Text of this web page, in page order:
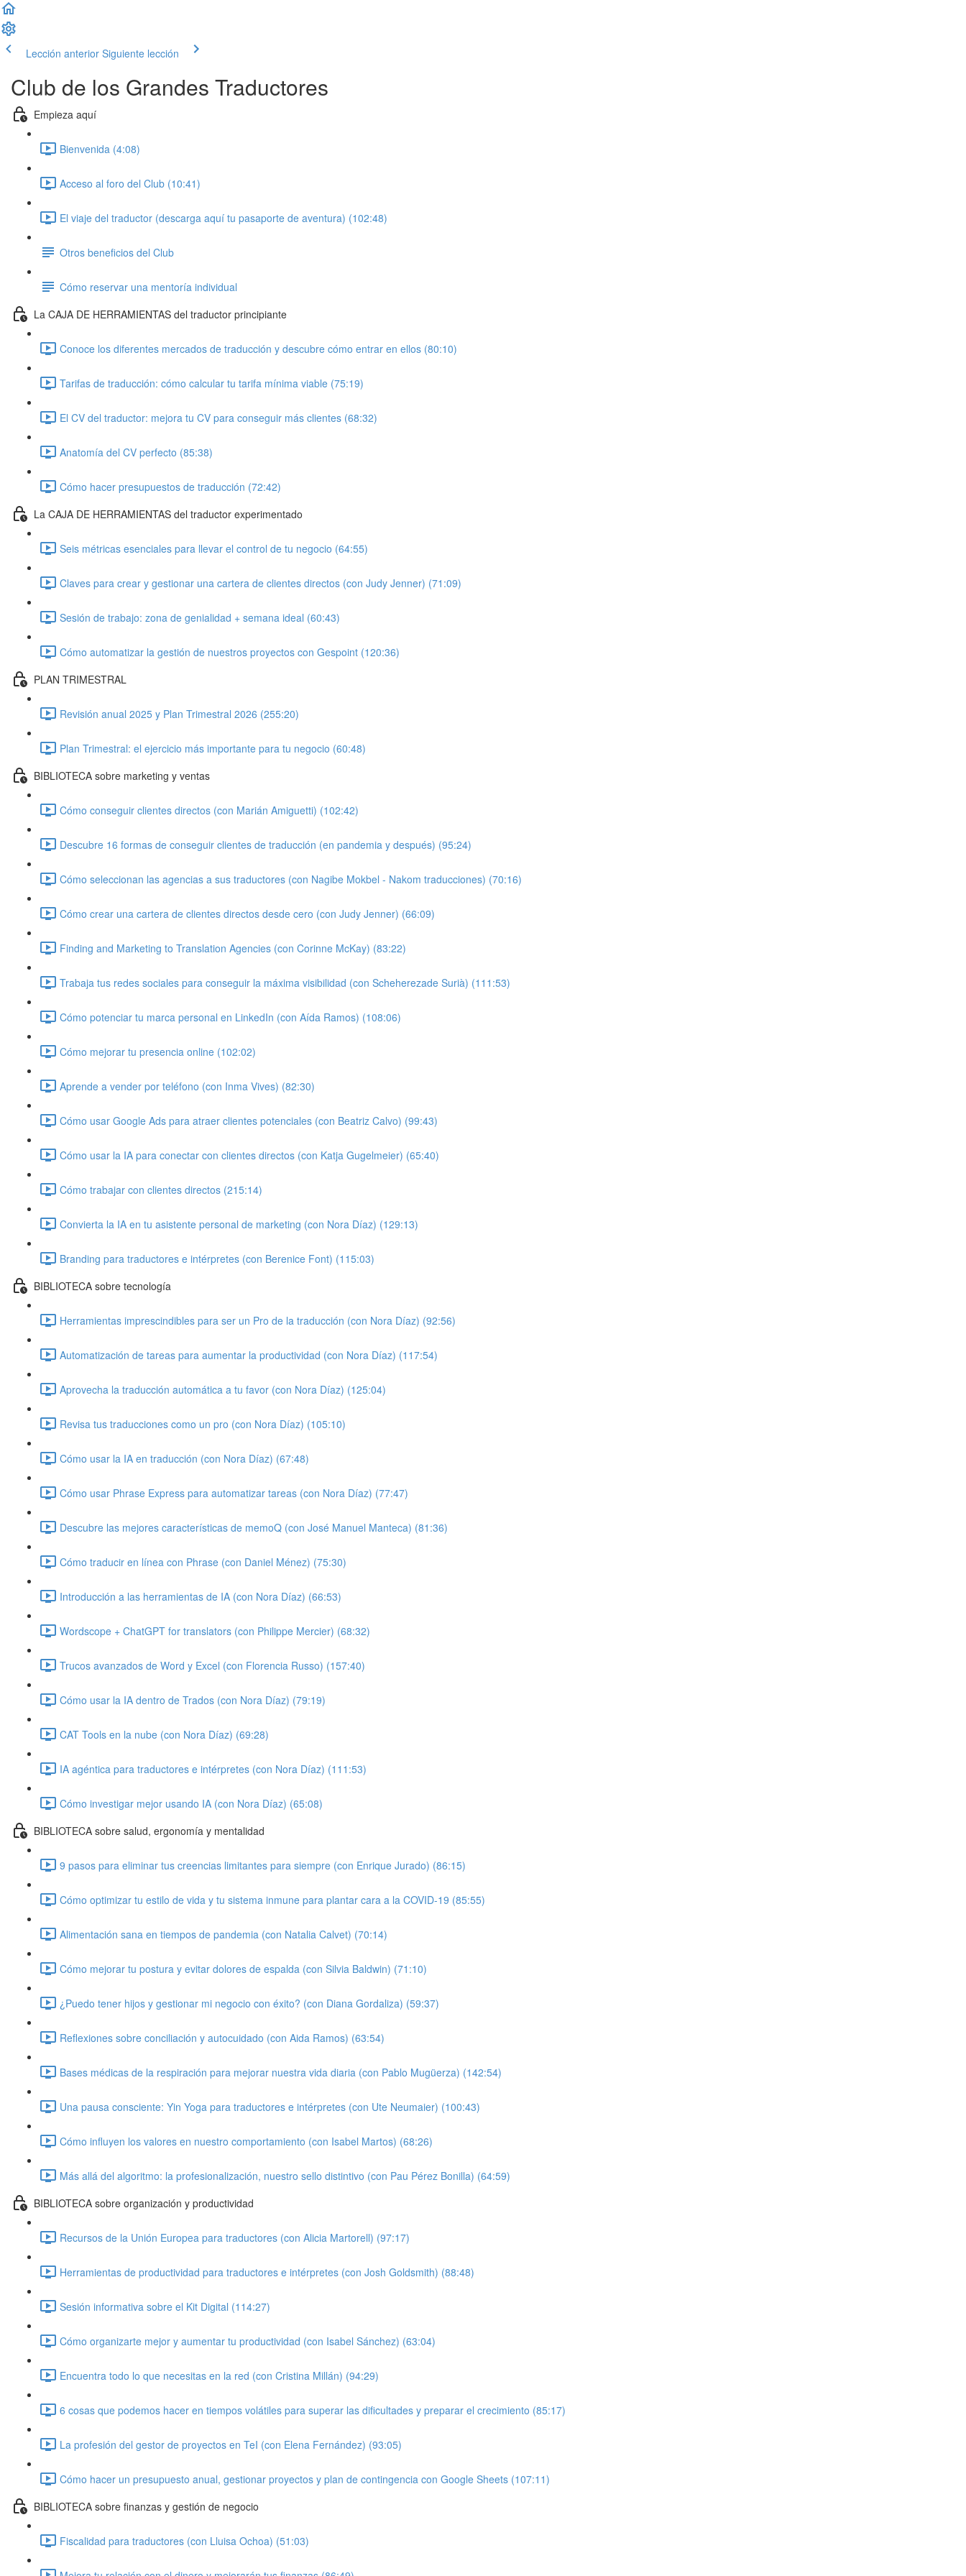
Lección anterior Siguiente lección
Club de los Grandes Traductores
Empieza aquí
Bienvenida (4:08)
Acceso al foro del Club (10:41)
El viaje del traductor (descarga aquí tu pasaporte de aventura) (102:48)
Otros beneficios del Club
Cómo reservar una mentoría individual
La CAJA DE HERRAMIENTAS del traductor principiante
Conoce los diferentes mercados de traducción y descubre cómo entrar en ellos (80:10)
Tarifas de traducción: cómo calcular tu tarifa mínima viable (75:19)
El CV del traductor: mejora tu CV para conseguir más clientes (68:32)
Anatomía del CV perfecto (85:38)
Cómo hacer presupuestos de traducción (72:42)
La CAJA DE HERRAMIENTAS del traductor experimentado
Seis métricas esenciales para llevar el control de tu negocio (64:55)
Claves para crear y gestionar una cartera de clientes directos (con Judy Jenner) (71:09)
Sesión de trabajo: zona de genialidad + semana ideal (60:43)
Cómo automatizar la gestión de nuestros proyectos con Gespoint (120:36)
PLAN TRIMESTRAL
Revisión anual 2025 y Plan Trimestral 2026 (255:20)
Plan Trimestral: el ejercicio más importante para tu negocio (60:48)
BIBLIOTECA sobre marketing y ventas
Cómo conseguir clientes directos (con Marián Amiguetti) (102:42)
Descubre 16 formas de conseguir clientes de traducción (en pandemia y después) (95:24)
Cómo seleccionan las agencias a sus traductores (con Nagibe Mokbel - Nakom traducciones) (70:16)
Cómo crear una cartera de clientes directos desde cero (con Judy Jenner) (66:09)
Finding and Marketing to Translation Agencies (con Corinne McKay) (83:22)
Trabaja tus redes sociales para conseguir la máxima visibilidad (con Scheherezade Surià) (111:53)
Cómo potenciar tu marca personal en LinkedIn (con Aída Ramos) (108:06)
Cómo mejorar tu presencia online (102:02)
Aprende a vender por teléfono (con Inma Vives) (82:30)
Cómo usar Google Ads para atraer clientes potenciales (con Beatriz Calvo) (99:43)
Cómo usar la IA para conectar con clientes directos (con Katja Gugelmeier) (65:40)
Cómo trabajar con clientes directos (215:14)
Convierta la IA en tu asistente personal de marketing (con Nora Díaz) (129:13)
Branding para traductores e intérpretes (con Berenice Font) (115:03)
BIBLIOTECA sobre tecnología
Herramientas imprescindibles para ser un Pro de la traducción (con Nora Díaz) (92:56)
Automatización de tareas para aumentar la productividad (con Nora Díaz) (117:54)
Aprovecha la traducción automática a tu favor (con Nora Díaz) (125:04)
Revisa tus traducciones como un pro (con Nora Díaz) (105:10)
Cómo usar la IA en traducción (con Nora Díaz) (67:48)
Cómo usar Phrase Express para automatizar tareas (con Nora Díaz) (77:47)
Descubre las mejores características de memoQ (con José Manuel Manteca) (81:36)
Cómo traducir en línea con Phrase (con Daniel Ménez) (75:30)
Introducción a las herramientas de IA (con Nora Díaz) (66:53)
Wordscope + ChatGPT for translators (con Philippe Mercier) (68:32)
Trucos avanzados de Word y Excel (con Florencia Russo) (157:40)
Cómo usar la IA dentro de Trados (con Nora Díaz) (79:19)
CAT Tools en la nube (con Nora Díaz) (69:28)
IA agéntica para traductores e intérpretes (con Nora Díaz) (111:53)
Cómo investigar mejor usando IA (con Nora Díaz) (65:08)
BIBLIOTECA sobre salud, ergonomía y mentalidad
9 pasos para eliminar tus creencias limitantes para siempre (con Enrique Jurado) (86:15)
Cómo optimizar tu estilo de vida y tu sistema inmune para plantar cara a la COVID-19 (85:55)
Alimentación sana en tiempos de pandemia (con Natalia Calvet) (70:14)
Cómo mejorar tu postura y evitar dolores de espalda (con Silvia Baldwin) (71:10)
¿Puedo tener hijos y gestionar mi negocio con éxito? (con Diana Gordaliza) (59:37)
Reflexiones sobre conciliación y autocuidado (con Aida Ramos) (63:54)
Bases médicas de la respiración para mejorar nuestra vida diaria (con Pablo Mugüerza) (142:54)
Una pausa consciente: Yin Yoga para traductores e intérpretes (con Ute Neumaier) (100:43)
Cómo influyen los valores en nuestro comportamiento (con Isabel Martos) (68:26)
Más allá del algoritmo: la profesionalización, nuestro sello distintivo (con Pau Pérez Bonilla) (64:59)
BIBLIOTECA sobre organización y productividad
Recursos de la Unión Europea para traductores (con Alicia Martorell) (97:17)
Herramientas de productividad para traductores e intérpretes (con Josh Goldsmith) (88:48)
Sesión informativa sobre el Kit Digital (114:27)
Cómo organizarte mejor y aumentar tu productividad (con Isabel Sánchez) (63:04)
Encuentra todo lo que necesitas en la red (con Cristina Millán) (94:29)
6 cosas que podemos hacer en tiempos volátiles para superar las dificultades y preparar el crecimiento (85:17)
La profesión del gestor de proyectos en TeI (con Elena Fernández) (93:05)
Cómo hacer un presupuesto anual, gestionar proyectos y plan de contingencia con Google Sheets (107:11)
BIBLIOTECA sobre finanzas y gestión de negocio
Fiscalidad para traductores (con Lluisa Ochoa) (51:03)